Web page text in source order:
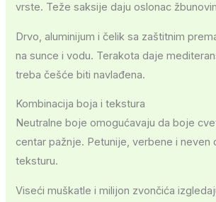
vrste. Teže saksije daju oslonac
Drvo, aluminijum i čelik sa zaštitnim
na sunce i vodu. Terakota daje
treba češće biti navlađena.
Kombinacija boja i tekstura
Neutralne boje omogućavaju da boje
centar pažnje. Petunije, verbene i neven
teksturu.
Viseći muškatle i milijon zvončića